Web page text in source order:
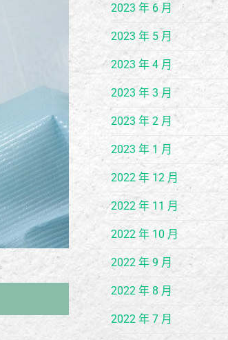
2023 年 6 月
2023 年 5 月
2023 年 4 月
2023 年 3 月
2023 年 2 月
2023 年 1 月
2022 年 12 月
2022 年 11 月
2022 年 10 月
2022 年 9 月
2022 年 8 月
2022 年 7 月